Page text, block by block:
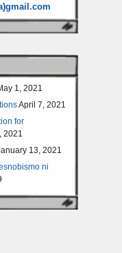
1, 2021
April 7, 2021
for
2021
13, 2021
ni